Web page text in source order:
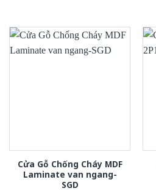
Cửa Gỗ Chống Cháy MDF
Laminate van ngang-
SGD